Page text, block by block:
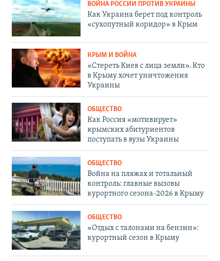
ВОЙНА РОССИИ ПРОТИВ УКРАИНЫ
Как Украина берет под контроль
«сухопутный коридор» в Крым
КРЫМ И ВОЙНА
«Стереть Киев с лица земли». Кто
в Крыму хочет уничтожения
Украины
ОБЩЕСТВО
Как Россия «мотивирует»
крымских абитуриентов
поступать в вузы Украины
ОБЩЕСТВО
Война на пляжах и тотальный
контроль: главные вызовы
курортного сезона-2026 в Крыму
ОБЩЕСТВО
«Отдых с талонами на бензин»:
курортный сезон в Крыму